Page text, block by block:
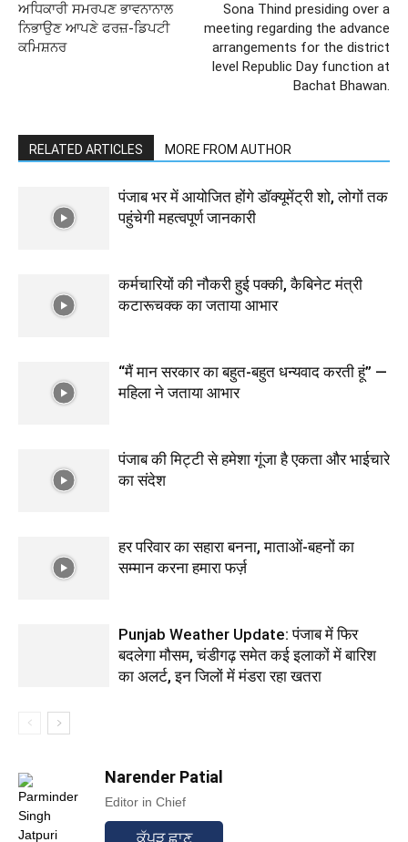
ਅਧਿਕਾਰੀ ਸਮਰਪਣ ਭਾਵਨਾਨਾਲ
ਨਿਭਾਉਣ ਆਪਣੇ ਫਰਜ਼-ਡਿਪਟੀ
ਕਮਿਸ਼ਨਰ
Sona Thind presiding over a
meeting regarding the advance
arrangements for the district
level Republic Day function at
Bachat Bhawan.
RELATED ARTICLES MORE FROM AUTHOR
पंजाब भर में आयोजित होंगे डॉक्यूमेंट्री शो, लोगों तक
पहुंचेगी महत्वपूर्ण जानकारी
कर्मचारियों की नौकरी हुई पक्की, कैबिनेट मंत्री
कटारूचक्क का जताया आभार
“मैं मान सरकार का बहुत-बहुत धन्यवाद करती हूं” —
महिला ने जताया आभार
पंजाब की मिट्टी से हमेशा गूंजा है एकता और भाईचारे
का संदेश
हर परिवार का सहारा बनना, माताओं-बहनों का
सम्मान करना हमारा फर्ज़
Punjab Weather Update: पंजाब में फिर
बदलेगा मौसम, चंडीगढ़ समेत कई इलाकों में बारिश
का अलर्ट, इन जिलों में मंडरा रहा खतरा
Narender Patial
Editor in Chief
ਕੱਪੜ ਛਾਣ